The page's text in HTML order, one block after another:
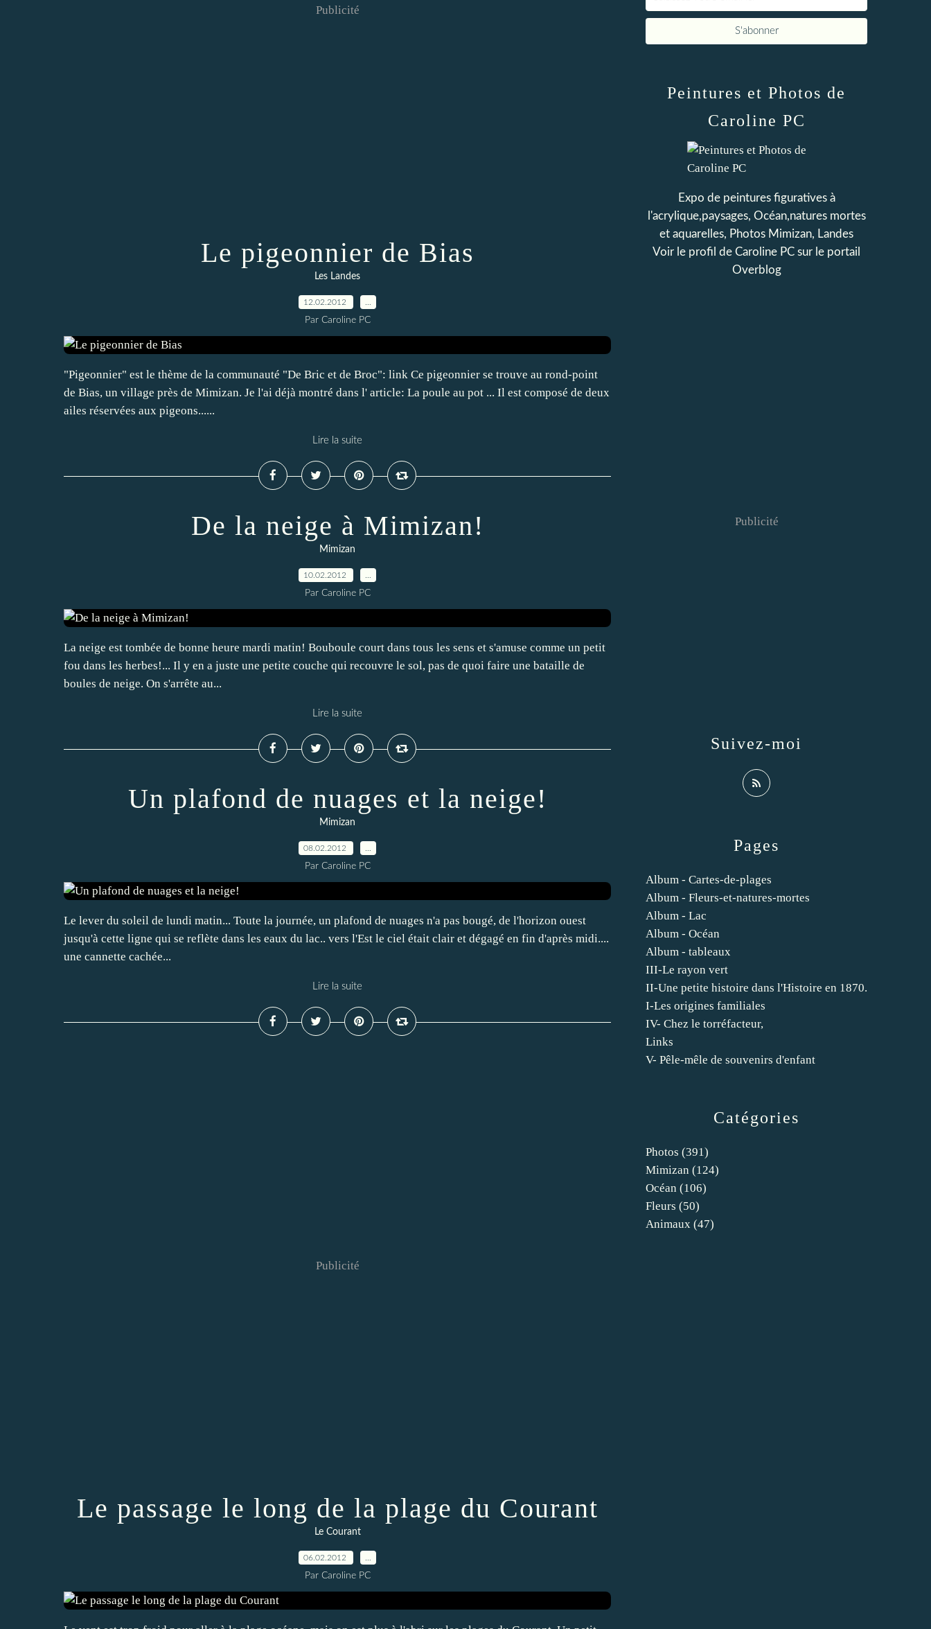
Publicité
Le pigeonnier de Bias
Les Landes
12.02.2012
Par Caroline PC
"Pigeonnier" est le thème de la communauté "De Bric et de Broc": link Ce pigeonnier se trouve au rond-point
de Bias, un village près de Mimizan. Je l'ai déjà montré dans l' article: La poule au pot ... Il est composé de deux
ailes réservées aux pigeons......
Lire la suite
De la neige à Mimizan!
Mimizan
10.02.2012
Par Caroline PC
La neige est tombée de bonne heure mardi matin! Bouboule court dans tous les sens et s'amuse comme un petit
fou dans les herbes!... Il y en a juste une petite couche qui recouvre le sol, pas de quoi faire une bataille de
boules de neige. On s'arrête au...
Lire la suite
Un plafond de nuages et la neige!
Mimizan
08.02.2012
Par Caroline PC
Le lever du soleil de lundi matin... Toute la journée, un plafond de nuages n'a pas bougé, de l'horizon ouest
jusqu'à cette ligne qui se reflète dans les eaux du lac.. vers l'Est le ciel était clair et dégagé en fin d'après midi....
une cannette cachée...
Lire la suite
Publicité
Le passage le long de la plage du Courant
Le Courant
06.02.2012
Par Caroline PC
Catégories
Photos (391)
Mimizan (124)
Océan (106)
Fleurs (50)
Animaux (47)
Pages
Album - Cartes-de-plages
Album - Fleurs-et-natures-mortes
Album - Lac
Album - Océan
Album - tableaux
III-Le rayon vert
II-Une petite histoire dans l'Histoire en 1870.
I-Les origines familiales
IV- Chez le torréfacteur,
Links
V- Pêle-mêle de souvenirs d'enfant
Peintures et Photos de
Caroline PC
Expo de peintures figuratives à
l'acrylique,paysages, Océan,natures mortes
et aquarelles, Photos Mimizan, Landes
Voir le profil de Caroline PC sur le portail
Overblog
Suivez-moi
Publicité